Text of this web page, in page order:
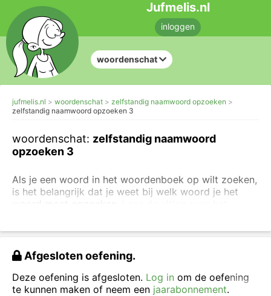
Jufmelis.nl
inloggen
woordenschat
jufmelis.nl woordenschat
zelfstandig naamwoord opzoeken
zelfstandig naamwoord opzoeken 3
woordenschat: zelfstandig naamwoord
opzoeken 3
Als je een woord in het woordenboek op wilt zoeken,
is het belangrijk dat je weet bij welk woord je het
kunt ookde opdrachten maken over de alfabetische
Deze woorden zijn allemaal verkleinwoorden. Typ
bij elk verkleinwoord het trefwoord (de
woordenboekvorm).
Afgesloten oefening.
Deze oefening is afgesloten. Log in om de oefening
te kunnen maken of neem een jaarabonnement.